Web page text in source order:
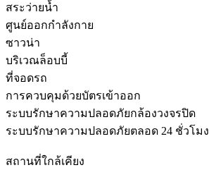
สระว่ายน้ำ
ศูนย์ออกกำลังกาย
ซาวน่า
บริเวณล็อบบี้
ที่จอดรถ
การควบคุมด้วยบัตรเข้าออก
ระบบรักษาความปลอดภัยกล้องวงจรปิด
ระบบรักษาความปลอดภัยตลอด 24 ชั่วโมง
สถานที่ใกล้เคียง